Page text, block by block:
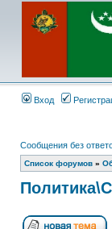
Вход
Сообщения без
Список форумов »